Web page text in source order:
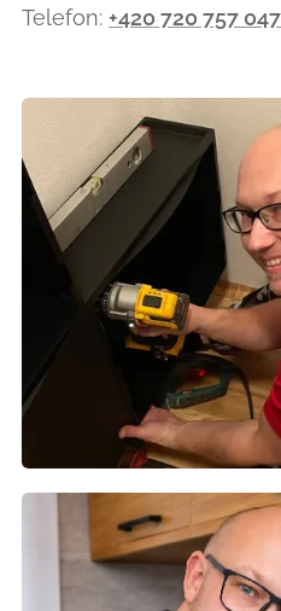
Telefon: +420 720 757 047